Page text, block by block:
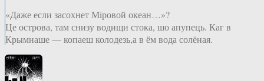
«Даже если засохнет Мiровой океан…»?
Це острова, там снизу водищи стока, шо апупець. Каг в
Крымнаше — копаеш колодезь,а в ём вода солёная.